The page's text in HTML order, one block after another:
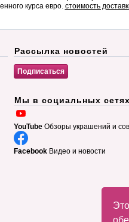
курса евро. стоимость
Рассылка новостей
Мы в социальных сетях
YouTube Обзоры украшений и
Facebook Видео и новости